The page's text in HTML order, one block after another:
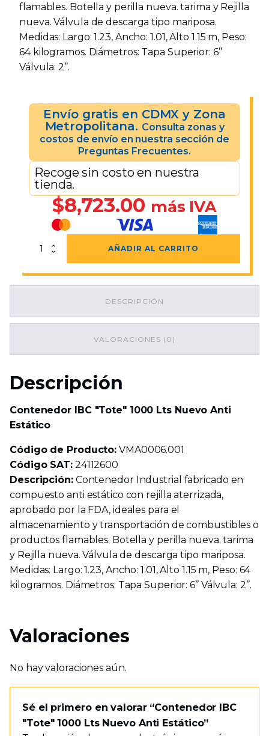
flamables. Botella y perilla nueva. tarima y Rejilla
nueva. Válvula de descarga tipo mariposa.
Medidas: Largo: 1.23, Ancho: 1.01, Alto 1.15 m, Peso:
64 kilogramos. Diámetros: Tapa Superior: 6’’
Válvula: 2’’.
Envío gratis en CDMX y Zona
Metropolitana. Consulta zonas y
costos de envío en nuestra sección de
Preguntas Frecuentes.
Recoge sin costo en nuestra
tienda.
$8,723.00 más IVA
Contenedor
1000
Estático
AÑADIR AL CARRITO
DESCRIPCIÓN
VALORACIONES (0)
Descripción
Contenedor IBC "Tote" 1000 Lts Nuevo Anti
Estático
Código de Producto: VMA0006.001
Código SAT:24112600
Descripción:Contenedor Industrial fabricado en
compuesto anti estático con rejilla aterrizada,
aprobado por la FDA, ideales para el
almacenamiento y transportación de combustibles o
productos flamables. Botella y perilla nueva. tarima
y Rejilla nueva. Válvula de descarga tipo mariposa.
Medidas: Largo: 1.23, Ancho: 1.01, Alto 1.15 m, Peso: 64
kilogramos. Diámetros: Tapa Superior: 6’’ Válvula: 2’’.
Valoraciones
No hay valoraciones aún.
Sé el primero en valorar “Contenedor IBC
"Tote" 1000 Lts Nuevo Anti Estático”